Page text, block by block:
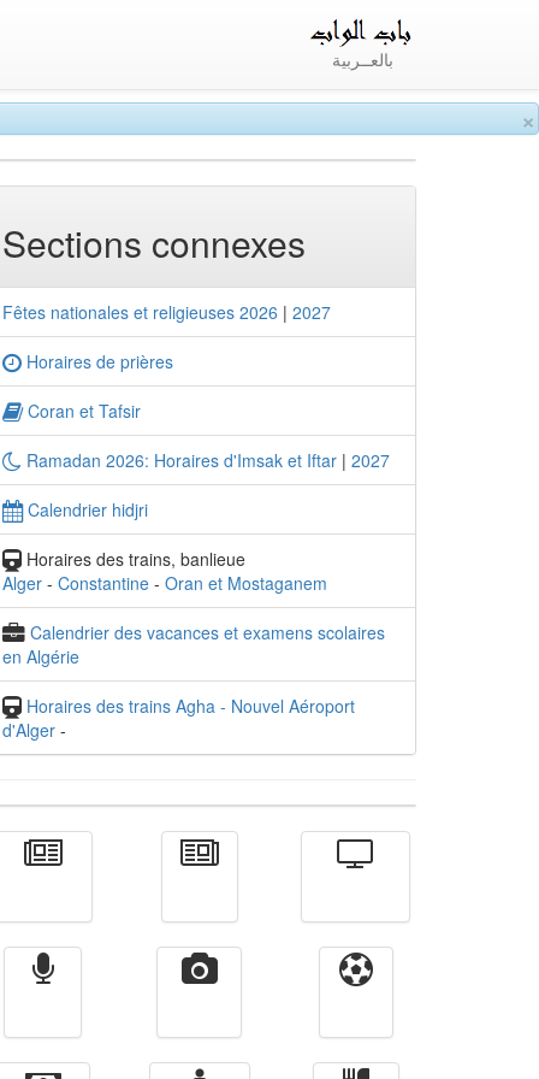
×
بالعــربية
Sections connexes
Fêtes nationales et religieuses 2026 | 2027
Horaires de prières
Coran et Tafsir
Ramadan 2026: Horaires d'Imsak et Iftar | 2027
Calendrier hidjri
Horaires des trains, banlieue
Alger - Constantine - Oran et Mostaganem
Calendrier des vacances et examens scolaires
en Algérie
Horaires des trains Agha - Nouvel Aéroport
d'Alger -